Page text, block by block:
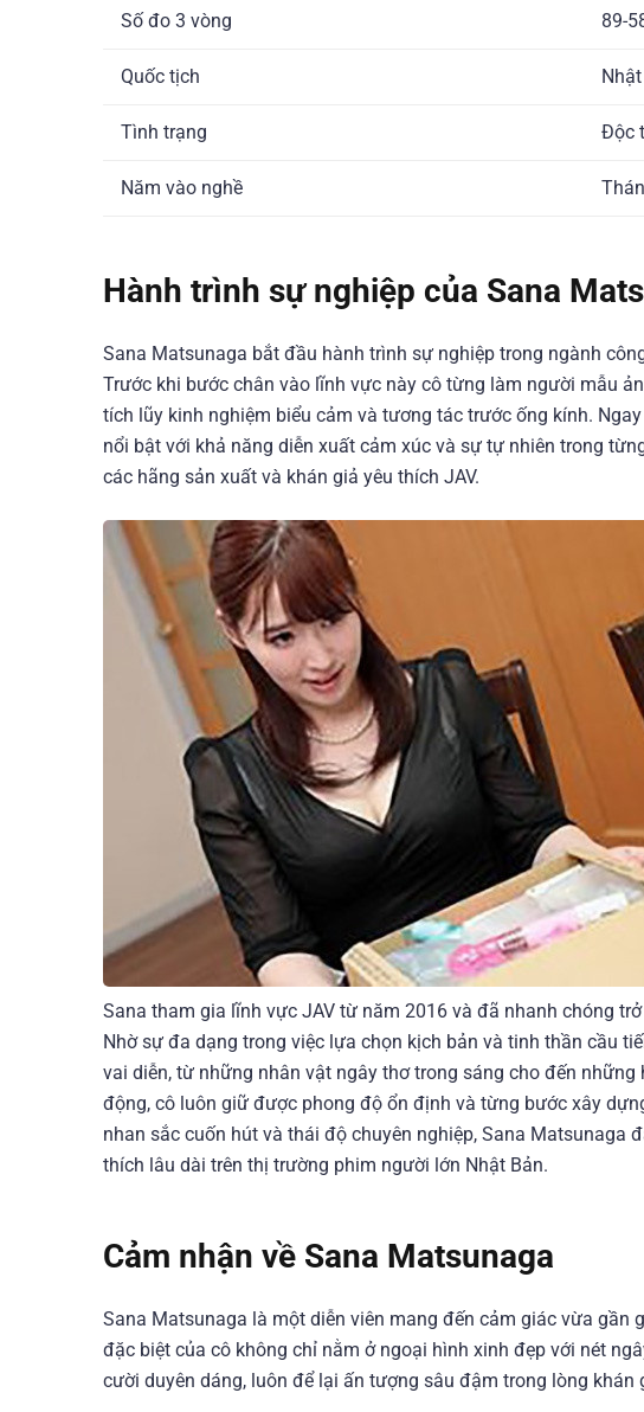
Số đo 3 vòng 89-
Quốc tịch
Tình trạng Độc
Năm vào nghề
Hành trình sự nghiệp của Sana
Sana Matsunaga bắt đầu hành trình sự nghiệp trong ngành
Trước khi bước chân vào lĩnh vực này cô từng làm người mẫu
tích lũy kinh nghiệm biểu cảm và tương tác trước ống kính.
nổi bật với khả năng diễn xuất cảm xúc và sự tự nhiên trong
các hãng sản xuất và khán giả yêu thích JAV.
Sana tham gia lĩnh vực JAV từ năm 2016 và đã nhanh chóng
Nhờ sự đa dạng trong việc lựa chọn kịch bản và tinh thần cầu
vai diễn, từ những nhân vật ngây thơ trong sáng cho đến
động, cô luôn giữ được phong độ ổn định và từng bước xây
nhan sắc cuốn hút và thái độ chuyên nghiệp, Sana
thích lâu dài trên thị trường phim người lớn Nhật Bản.
Cảm nhận về Sana Matsunaga
Sana Matsunaga là một diễn viên mang đến cảm giác vừa
đặc biệt của cô không chỉ nằm ở ngoại hình xinh đẹp với nét
cười duyên dáng, luôn để lại ấn tượng sâu đậm trong lòng khán